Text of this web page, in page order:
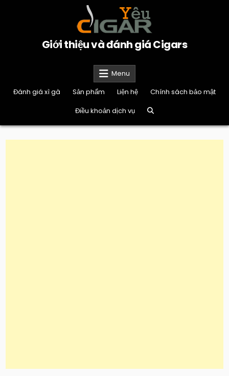
Giới thiệu và đánh giá Cigars
Menu
Đánh giá xì gà
Sản phẩm Liện hệ
Chính sách bảo mật
Điều khoản dịch vụ